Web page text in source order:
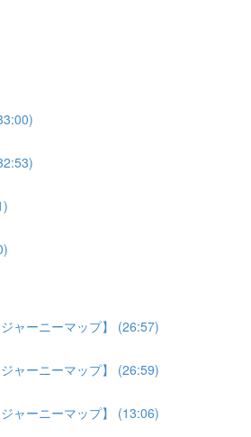
ャーニーマップ】 (26:57)
ャーニーマップ】 (26:59)
ャーニーマップ】 (13:06)